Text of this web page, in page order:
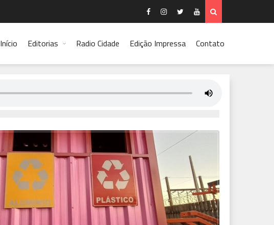
Início Editorias Radio Cidade Edição Impressa Contato